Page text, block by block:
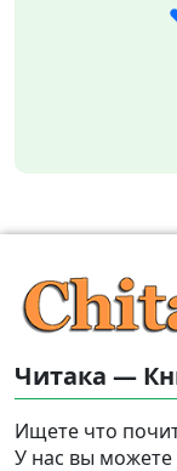
Читака —
Ищете что
У нас вы можете